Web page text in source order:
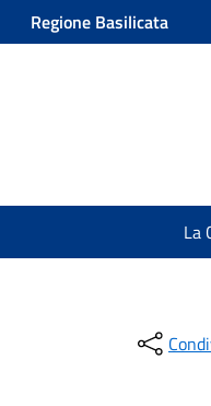
Regione Basilicata
La